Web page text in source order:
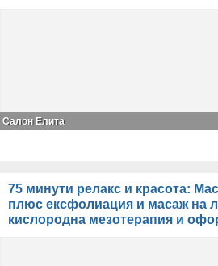
Салон Елита
75 минути релакс и красота:
плюс ексфолиация и масаж на
кислородна мезотерапия и